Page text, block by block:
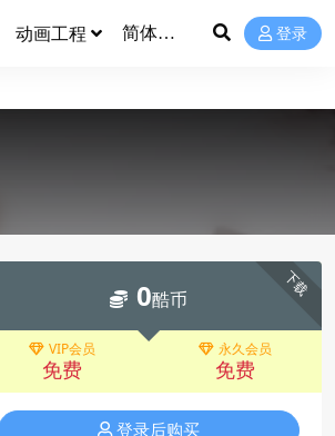
动画工程 登录
下载
0酷币
VIP会员
免费
永久会员
免费
登录后购买